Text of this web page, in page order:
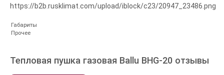
https://b2b.rusklimat.com/upload/iblock/c23/20947_23486.png
Габариты
Прочее
Тепловая пушка газовая Ballu BHG-20 отзывы